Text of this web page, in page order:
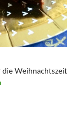
die Weihnachtszeit